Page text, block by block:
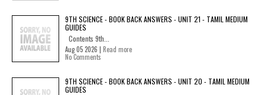
9TH SCIENCE - BOOK BACK ANSWERS - UNIT 21 - TAMIL MEDIUM
GUIDES
Contents 9th...
Aug 05 2026 | Read more
No Comments
9TH SCIENCE - BOOK BACK ANSWERS - UNIT 20 - TAMIL MEDIUM
GUIDES